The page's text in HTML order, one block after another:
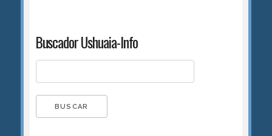
Buscador Ushuaia-Info